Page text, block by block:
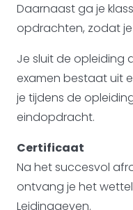
Daarnaast ga je
opdrachten, zodat je
Je sluit de opleiding
examen bestaat uit
je tijdens de
eindopdracht.
Certificaat
Na het succesvol
ontvang je het
Leidinggeven.